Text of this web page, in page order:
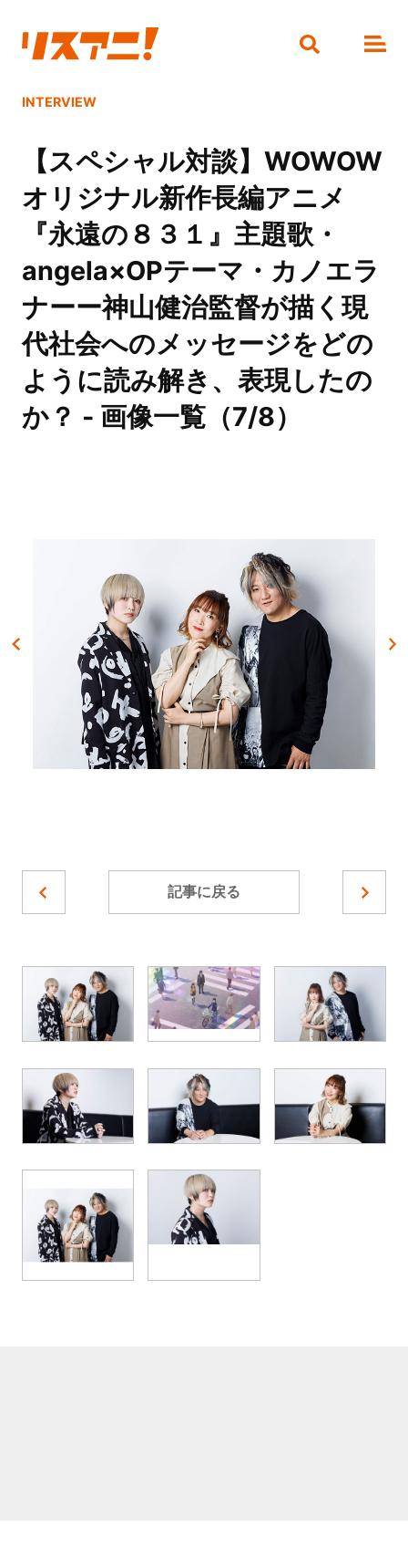
INTERVIEW
【スペシャル対談】WOWOW
オリジナル新作長編アニメ
『永遠の８３１』主題歌・
angela×OPテーマ・カノエラ
ナーー神山健治監督が描く現
代社会へのメッセージをどの
ように読み解き、表現したの
か？ - 画像一覧（7/8）
記事に戻る